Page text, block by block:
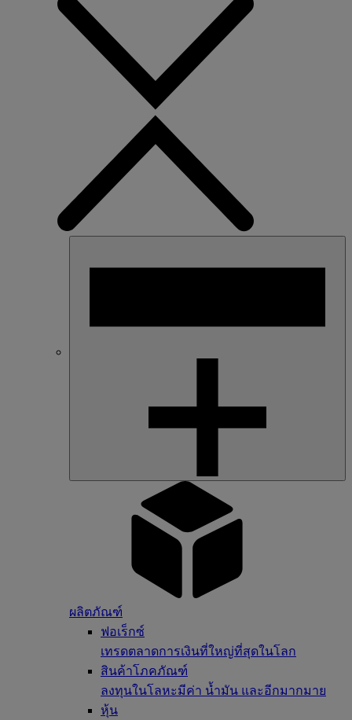
ผลิตภัณฑ์
ฟอเร็กซ์
เทรดตลาดการเงินที่ใหญ่ที่สุดในโลก
สินค้าโภคภัณฑ์
ลงทุนในโลหะมีค่า น้ำมัน และอีกมากมาย
หุ้น